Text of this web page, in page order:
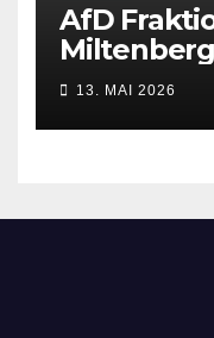
AfD
13. MAI 2026